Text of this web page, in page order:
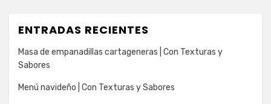
ENTRADAS RECIENTES
Masa de empanadillas cartageneras | Con Texturas y
Sabores
Menú navideño | Con Texturas y Sabores